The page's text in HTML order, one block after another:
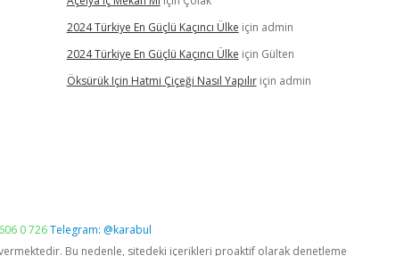
2024 Türkiye En Güçlü Kaçıncı Ülke için admin
2024 Türkiye En Güçlü Kaçıncı Ülke için Gülten
Öksürük Için Hatmi Çiçeği Nasıl Yapılıriçin admin
0 726Telegram: @karabul
vermektedir. Bu nedenle, sitedeki içerikleri proaktif olarak denetleme